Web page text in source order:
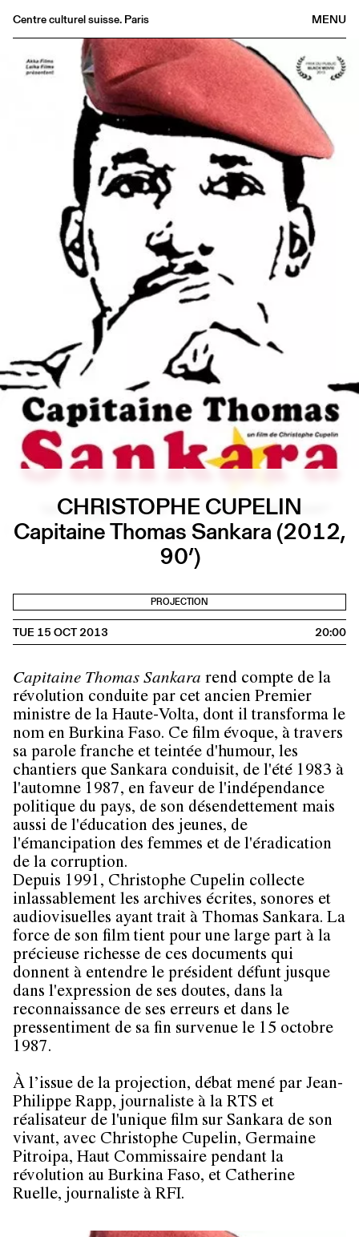
MENU
Centre culturel suisse. Paris
Bookshop
CHRISTOPHE CUPELIN
Capitaine Thomas Sankara (2012,
90’)
PROJECTION
TUE 15 OCT 2013 20:00
Capitaine Thomas Sankara rend compte de la
révolution conduite par cet ancien Premier
ministre de la Haute-Volta, dont il transforma le
nom en Burkina Faso. Ce film évoque, à travers
sa parole franche et teintée d'humour, les
chantiers que Sankara conduisit, de l'été 1983 à
l'automne 1987, en faveur de l'indépendance
politique du pays, de son désendettement mais
aussi de l'éducation des jeunes, de
l'émancipation des femmes et de l'éradication
de la corruption.
Depuis 1991, Christophe Cupelin collecte
inlassablement les archives écrites, sonores et
audiovisuelles ayant trait à Thomas Sankara. La
force de son film tient pour une large part à la
précieuse richesse de ces documents qui
donnent à entendre le président défunt jusque
dans l'expression de ses doutes, dans la
reconnaissance de ses erreurs et dans le
pressentiment de sa fin survenue le 15 octobre
1987.
À l’issue de la projection, débat mené par Jean-
Philippe Rapp, journaliste à la RTS et
réalisateur de l'unique film sur Sankara de son
vivant, avec Christophe Cupelin, Germaine
Pitroipa, Haut Commissaire pendant la
révolution au Burkina Faso, et Catherine
Ruelle, journaliste à RFI.